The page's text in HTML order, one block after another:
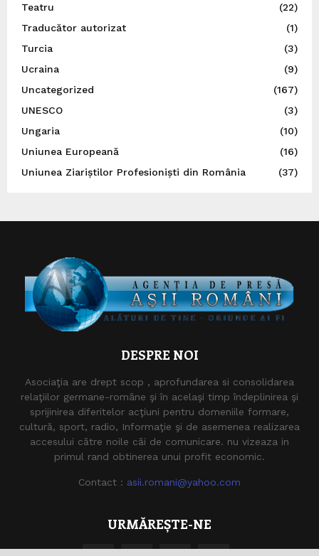
Teatru
(22)
Traducător autorizat
(1)
Turcia
(3)
Ucraina
(9)
Uncategorized
(167)
UNESCO
(3)
Ungaria
(10)
Uniunea Europeană
(16)
Uniunea Ziariștilor Profesioniști din România
(37)
DESPRE NOI
Asociaţia are drept scop , aprofundarea si consolidarea
relaţiilor germane-române şi în acelaşi timp îndeplinirea şi
sprijinirea diferitelor acţiuni pentru domeniile formare,
cultură, sport, radio, Informaţie şi de asemenea realizarea
accesului către noile căi de comunicare. nu vizeaza in
primul rand obtinerea unui profit economic.
Contact : asii.romani@yahoo.com
URMĂREȘTE-NE